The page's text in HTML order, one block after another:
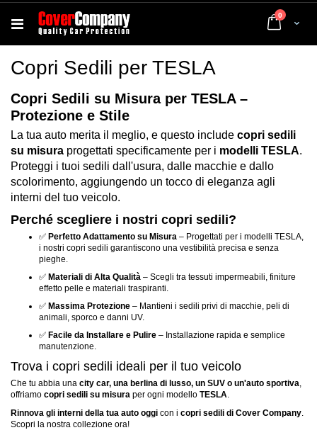
Cart
0 elementi
Copri Sedili per TESLA
Copri Sedili su Misura per TESLA –
Protezione e Stile
La tua auto merita il meglio, e questo include copri sedili
su misura progettati specificamente per i modelli TESLA.
Proteggi i tuoi sedili dall'usura, dalle macchie e dallo
scolorimento, aggiungendo un tocco di eleganza agli
interni del tuo veicolo.
Perché scegliere i nostri copri sedili?
✅ Perfetto Adattamento su Misura – Progettati per i modelli TESLA,
i nostri copri sedili garantiscono una vestibilità precisa e senza
pieghe.
✅ Materiali di Alta Qualità – Scegli tra tessuti impermeabili, finiture
effetto pelle e materiali traspiranti.
✅ Massima Protezione – Mantieni i sedili privi di macchie, peli di
animali, sporco e danni UV.
✅ Facile da Installare e Pulire – Installazione rapida e semplice
manutenzione.
Trova i copri sedili ideali per il tuo veicolo
Che tu abbia una city car, una berlina di lusso, un SUV o un'auto sportiva,
offriamo copri sedili su misura per ogni modello TESLA.
Rinnova gli interni della tua auto oggi con i copri sedili di Cover Company.
Scopri la nostra collezione ora!